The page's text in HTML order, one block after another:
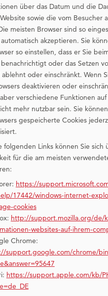
über das Datum und die
sowie die vom Besucher
meisten Browser sind so
akzeptieren. Sie
so einstellen, dass er Sie
oder das Setzen
oder einschränkt. Wenn
deaktivieren oder
verschiedene Funktionen
mehr nutzbar sein. Sie
gespeicherte Cookies
folgenden Links können Sie sich
für die am meisten
https://
17442/windows-internet-
cookies
http://support.mozilla.org/de/
websites-auf-ihrem-
Chrome:
support.google.com/chrome/
https://support.apple.com/kb/